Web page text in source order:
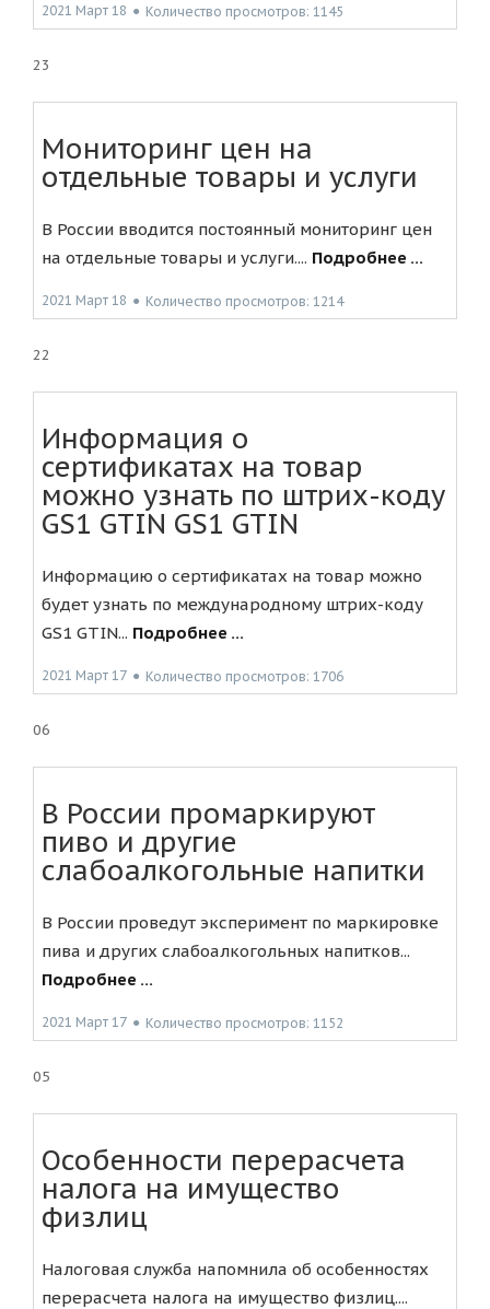
2021 Март 18 ● Количество просмотров: 1145
23
Мониторинг цен на
отдельные товары и услуги
В России вводится постоянный мониторинг цен
на отдельные товары и услуги.... Подробнее ...
2021 Март 18 ● Количество просмотров: 1214
22
Информация о
сертификатах на товар
можно узнать по штрих-коду
GS1 GTIN GS1 GTIN
Информацию о сертификатах на товар можно
будет узнать по международному штрих-коду
GS1 GTIN... Подробнее ...
2021 Март 17 ● Количество просмотров: 1706
06
В России промаркируют
пиво и другие
слабоалкогольные напитки
В России проведут эксперимент по маркировке
пива и других слабоалкогольных напитков...
Подробнее ...
2021 Март 17 ● Количество просмотров: 1152
05
Особенности перерасчета
налога на имущество
физлиц
Налоговая служба напомнила об особенностях
перерасчета налога на имущество физлиц....